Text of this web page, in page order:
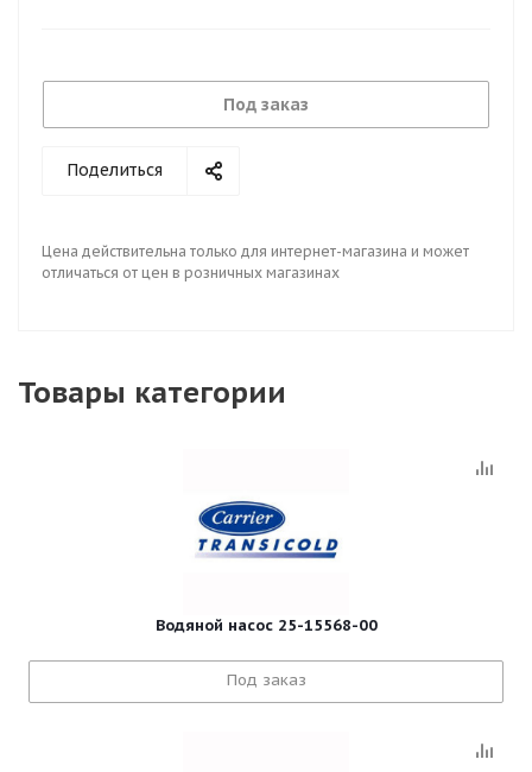
Под заказ
Поделиться
Цена действительна только для интернет-магазина и может
отличаться от цен в розничных магазинах
Товары категории
Водяной насос 25-15568-00
Под заказ